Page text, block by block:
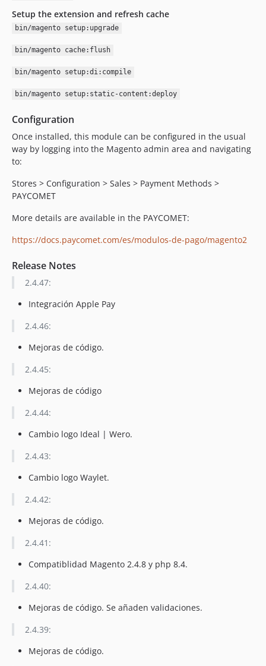
2.4.11
2.4.10
2.4.9
2.4.6
2.4.4
2.4.3
2.4.2
2.4.0
2.3.6
2.3.5
2.3.3
2.3.2
2.2.8
2.2.7
2.2.5
2.2.4
2.2.1
2.2.0
dev-release/2.4.46
dev-feature/ITL-2786_FixTimestamp
Setup the extension and refresh cache
bin/magento setup:upgrade
bin/magento cache:flush
bin/magento setup:di:compile
bin/magento setup:static-content:deploy
Configuration
Once installed, this module can be configured in the usual
way by logging into the Magento admin area and navigating
to:
Stores > Configuration > Sales > Payment Methods >
PAYCOMET
More details are available in the PAYCOMET:
https://docs.paycomet.com/es/modulos-de-pago/magento2
Release Notes
2.4.47:
Integración Apple Pay
2.4.46:
Mejoras de código.
2.4.45:
Mejoras de código
2.4.44:
Cambio logo Ideal | Wero.
2.4.43:
Cambio logo Waylet.
2.4.42:
Mejoras de código.
2.4.41:
Compatiblidad Magento 2.4.8 y php 8.4.
2.4.40:
Mejoras de código. Se añaden validaciones.
2.4.39:
Mejoras de código.